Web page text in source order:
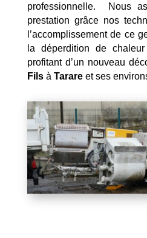
professionnelle. Nous
prestation grâce nos
l’accomplissement de ce
la déperdition de
profitant d’un nouveau
Filsà Tarare et ses